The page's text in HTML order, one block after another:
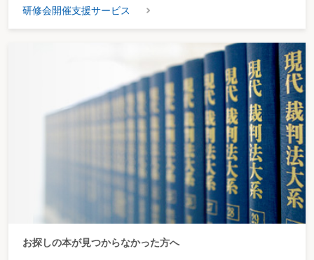
＜フローチャート＞
課税仕入れの範囲
課税仕入れとなる役務の提供
第３ 課税仕入れ等の税額の計算～仕入税額控除をどう計算するか～
仕入控除税額の計算方法
全額控除できる場合
居住用賃貸建物の取得等に係る仕入税額控除の制限
第４ 課税売上割合～分母と分子の留意点～
課税売上割合に準ずる割合
第５ 仕入税額控除等の調整～仕入税額控除にはどのような調整項目があるか
＜フローチャート＞
研修会開催支援サービス
お探しの本が見つからなかった方へ